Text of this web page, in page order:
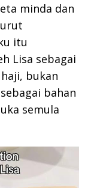
minda dan
itu
Lisa sebagai
bukan
bahan
semula